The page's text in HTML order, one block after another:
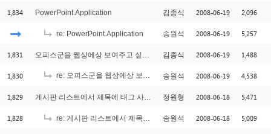
1,834 PowerPoint.Application 김종식 2008-06-19 2,096
re: PowerPoint.Application 송원석 2008-06-19 5,257
1,831 오피스군을 웹상에상 보여주고 싶어요.. 김종식 2008-06-19 1,488
1,830 re: 오피스군을 웹상에상 보여주고 싶어요.. [2]
송원석 2008-06-19 4,538
1,829 게시판 리스트에서 제목에 태그 사용했을경우 ... 나오게 하는 부분에서요 정원형 2008-06-18 5,471
1,828 re: 게시판 리스트에서 제목에 태그 사용했을경우 ... 나오게 하는 부분에서요 송원석 2008-06-18 5,009